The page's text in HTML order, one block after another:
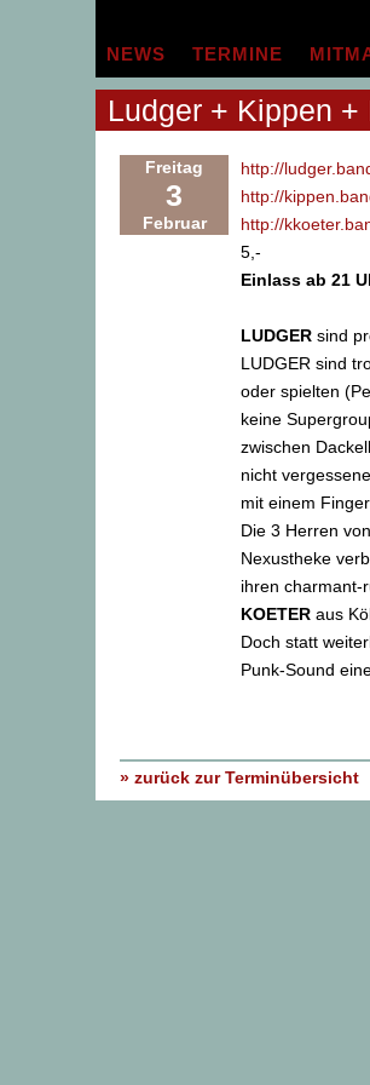
Inhalt
springen
NEWS TERMINE
Ludger + Kippen +
Freitag
3
Februar
http://
http://
http://
5,-
Einlass ab 21
LUDGER sind
LUDGER sind
oder spielten
keine
zwischen
nicht
mit einem
Die 3 Herren von
Nexustheke
ihren charmant-
KOETER aus
Doch statt
Punk-Sound
» zurück zur Terminübersicht